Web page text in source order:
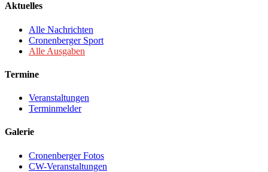
Aktuelles
Alle Nachrichten
Cronenberger Sport
Alle Ausgaben
Termine
Veranstaltungen
Terminmelder
Galerie
Cronenberger Fotos
CW-Veranstaltungen